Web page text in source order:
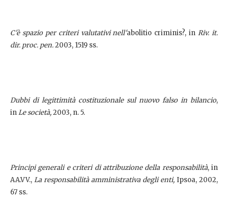
C'è spazio per criteri valutativi nell'abolitio criminis?, in Riv. it.
dir. proc. pen.2003, 1519 ss.
Dubbi di legittimità costituzionale sul nuovo falso in bilancio,
inLe società,2003, n. 5.
Principi generali e criteri di attribuzione della responsabilità, in
AA.VV., La responsabilità amministrativa degli enti, Ipsoa, 2002,
67 ss.